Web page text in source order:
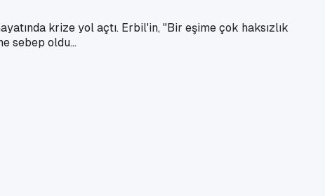
krize yol açtı. Erbil'in, "Bir eşime çok haksızlık
sebep oldu...